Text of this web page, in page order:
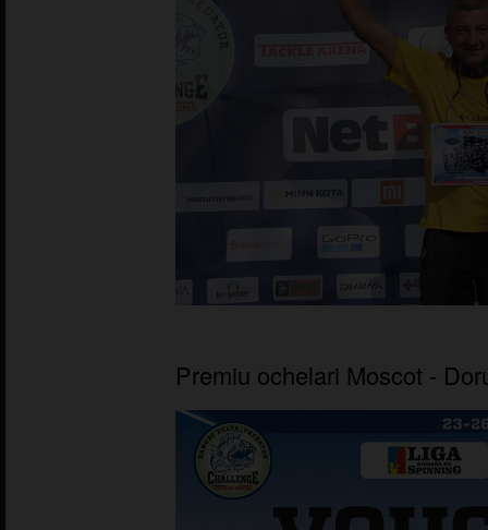
Premiu ochelari Moscot -